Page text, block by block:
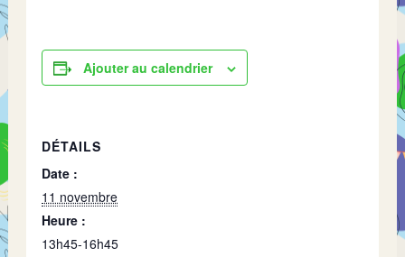
Ajouter au calendrier
DÉTAILS
Date :
11 novembre
Heure :
13h45-16h45